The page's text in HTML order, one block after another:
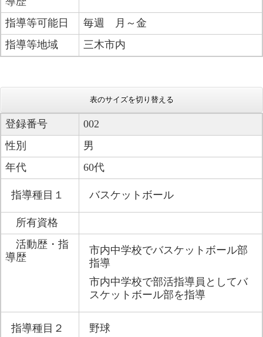
指導等可能日
毎週 月～金
指導等地域
三木市内
表のサイズを切り替える
登録番号
002
性別
男
年代
60代
指導種目１ バスケットボール
所有資格
活動歴・指
導歴
市内中学校でバスケットボール部
指導
市内中学校で部活指導員としてバ
スケットボール部を指導
指導種目２ 野球